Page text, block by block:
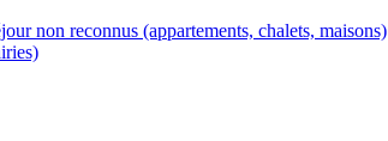
non reconnus (appartements, chalets, maisons)